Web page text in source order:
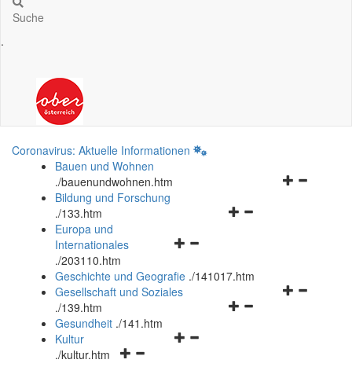
Suche
.
Coronavirus: Aktuelle Informationen
Bauen und Wohnen
./bauenundwohnen.htm
Navigationsmenü
Bildung und Forschung
./133.htm
Navigationsmenü
und
schließen
Europa und
Internationales
./203110.htm
Geschichte und Geografie ./141017.htm
Navigationsmenü
Gesellschaft und Soziales
./139.htm
Navigationsmenü
Gesundheit ./141.htm
Navigationsmenü
Kultur
./kultur.htm